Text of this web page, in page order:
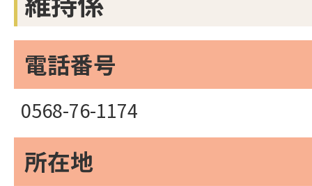
電話番号
0568-76-1174
所在地